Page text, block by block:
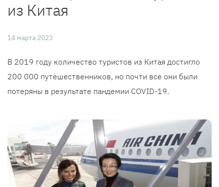
из Китая
14 марта 2023
В 2019 году количество туристов из Китая достигло
200 000 путешественников, но почти все они были
потеряны в результате пандемии COVID-19.